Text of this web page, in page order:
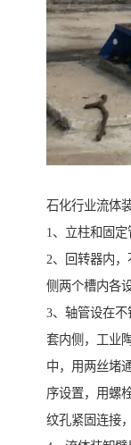
石化行业流体
1、立柱和固定
2、回转器内
侧两个槽内各
3、轴管设在
套内侧，工业
中，用两丝堵
序设置，用螺
纹孔紧固连接